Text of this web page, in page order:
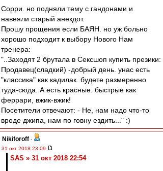
Сорри. но подняли тему с гандонами и
навеяли старый анекдот.
Прошу прощения если БАЯН. но уж больно
хорошо подходит к выбору Нового Нам
тренера:
"..Заходят 2 брутала в Сексшоп купить презики:
Продавец(сладкий) -добрый день. унас есть
"классика" как кадилак. будете размеренно
туда-сюда. А есть красные. быстрые как
феррари, вжик-вжик!
Посетители отвечают: - Не, нам надо что-то
вроде джипа, нам по говну ездить..." :)
Nikiforoff -
31 окт 2018 23:09
SAS » 31 окт 2018 22:54